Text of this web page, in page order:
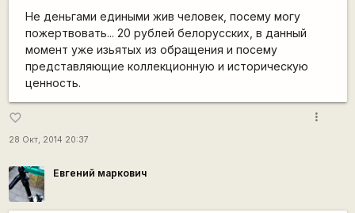
Не деньгами едиными жив человек, посему могу
пожертвовать... 20 рублей белорусских, в данный
момент уже изьятых из обращения и посему
представляющие коллекционную и историческую
ценность.
favorite_border
28 Окт, 2014 20:37
more_vert
Евгений маркович